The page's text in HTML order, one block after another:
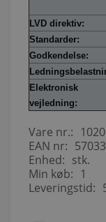
LVD direktiv:
Standarder:
Godkendelse:
Elektronisk
vejledning:
Vare nr.:
EAN nr:
Enhed: stk.
Min køb: 1
Leveringstid: